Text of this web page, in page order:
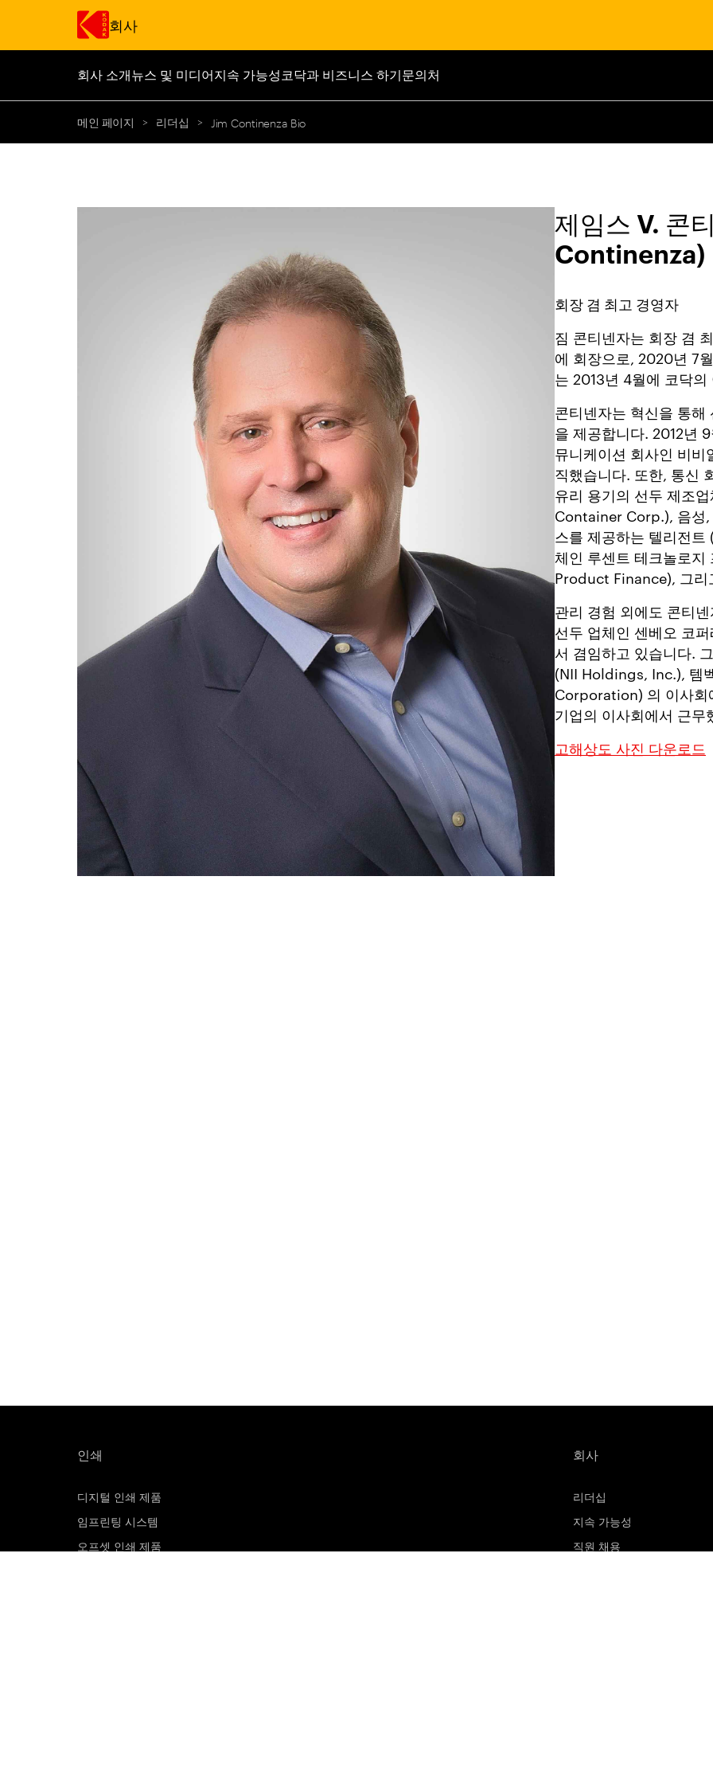
회사
회사 소개뉴스 및 미디어지속 가능성코닥과 비즈니스 하기문의처
메인 페이지 > 리더십 > Jim Continenza Bio
제임스 V. 콘
Continenza)
회장 겸 최고 경영자
짐 콘티넨자는 회장 겸
에 회장으로, 2020년 7
는 2013년 4월에 코닥
콘티넨자는 혁신을 통해
을 제공합니다. 2012년
뮤니케이션 회사인 비
직했습니다. 또한, 통신
유리 용기의 선두 제조
Container Corp.), 음성,
스를 제공하는 텔리전
체인 루센트 테크놀로
Product Finance), 그리
관리 경험 외에도 콘티
선두 업체인 센베오 코
서 겸임하고 있습니다.
(NII Holdings, Inc.), 템
Corporation) 의 이사회
기업의 이사회에서 근무
고해상도 사진 다운로드
인쇄
디지털 인쇄 제품
임프린팅 시스템
오프셋 인쇄 제품
회사
리더십
지속 가능성
직원 채용